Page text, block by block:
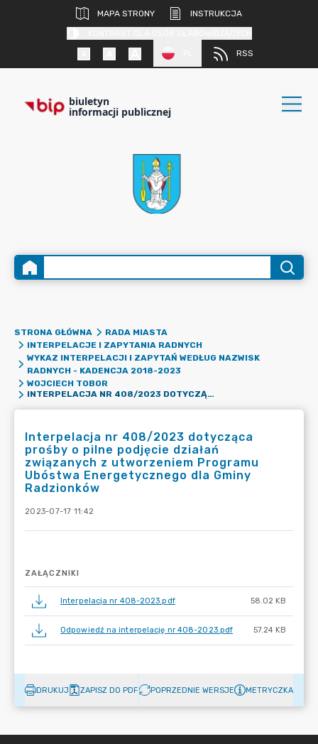
MAPA STRONY
INSTRUKCJA
RSS
biuletyn
informacji publicznej
STRONA GŁÓWNA
RADA MIASTA
INTERPELACJE I ZAPYTANIA RADNYCH
WYKAZ INTERPELACJI I ZAPYTAŃ WEDŁUG NAZWISK
RADNYCH - KADENCJA 2018-2023
WOJCIECH TOBOR
INTERPELACJA NR 408/2023 DOTYCZĄCA PROŚBY O PILNE PODJĘCIE DZIAŁAŃ ZWIĄZANYCH Z UTWORZENIEM PROGRAMU UBÓSTWA ENERGETYCZNEGO DLA GMINY RADZIONKÓW
Interpelacja nr 408/2023 dotycząca
prośby o pilne podjęcie działań
związanych z utworzeniem Programu
Ubóstwa Energetycznego dla Gminy
Radzionków
2023-07-17 11:42
ZAŁĄCZNIKI
Interpelacja nr 408-2023.pdf 58.02 KB
Odpowiedź na interpelację nr 408-2023.pdf 57.24 KB
DRUKUJ ZAPISZ DO PDF POPRZEDNIE WERSJE METRYCZKA